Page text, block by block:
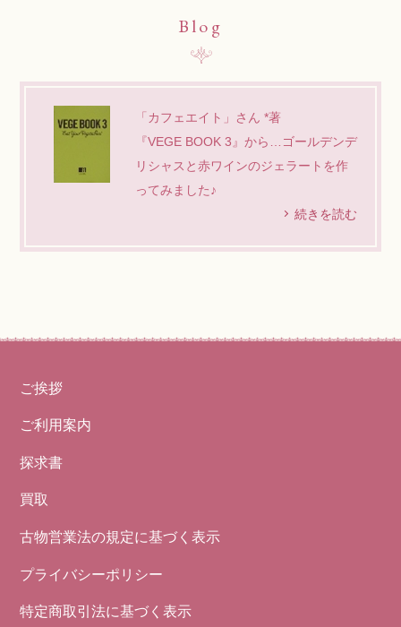
Blog
「カフェエイト」さん *著
『VEGE BOOK 3』から…ゴールデンデ
リシャスと赤ワインのジェラートを作
ってみました♪
続きを読む
ご挨拶
ご利用案内
探求書
買取
古物営業法の規定に基づく表示
プライバシーポリシー
特定商取引法に基づく表示